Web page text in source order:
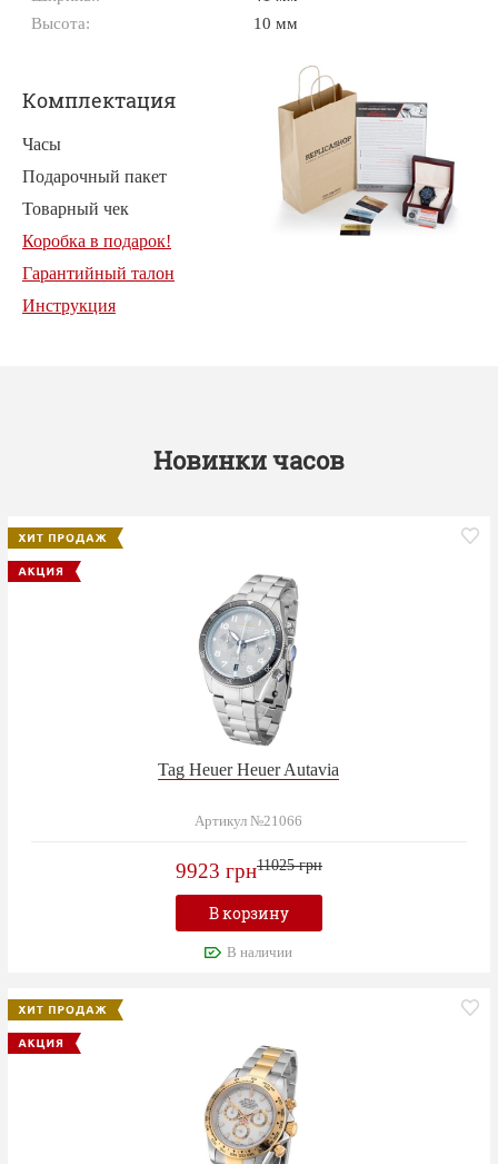
Высота:
10 мм
Комплектация
Часы
Подарочный пакет
Товарный чек
Коробка в подарок!
Гарантийный талон
Инструкция
Новинки часов
Tag Heuer Heuer Autavia
Артикул №21066
9923 грн11025 грн
В корзину
В наличии